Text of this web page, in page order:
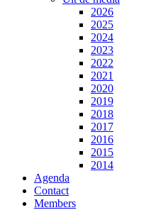
2026
2025
2024
2023
2022
2021
2020
2019
2018
2017
2016
2015
2014
Agenda
Contact
Members